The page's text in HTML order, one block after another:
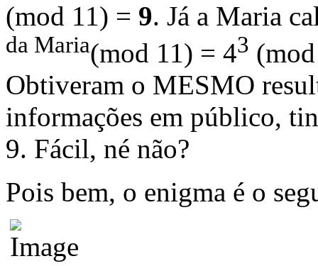
(mod 11) = 9. Já a Maria
da Maria(mod 11) = 43
Obtiveram o MESMO
informações em público,
9. Fácil, né não?
Pois bem, o enigma é o